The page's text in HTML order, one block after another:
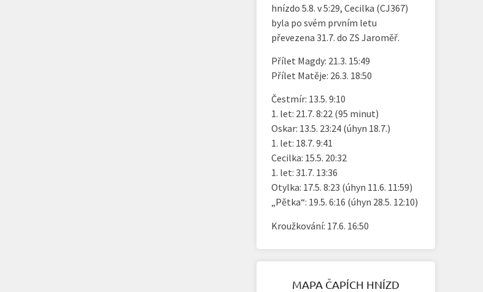
hnízdo 5.8. v 5:29, Cecilka (CJ367)
byla po svém prvním letu
převezena 31.7. do ZS Jaroměř.
Přílet Magdy: 21.3. 15:49
Přílet Matěje: 26.3. 18:50
Čestmír: 13.5. 9:10
1. let: 21.7. 8:22 (95 minut)
Oskar: 13.5. 23:24 (úhyn 18.7.)
1. let: 18.7. 9:41
Cecilka: 15.5. 20:32
1. let: 31.7. 13:36
Otylka: 17.5. 8:23 (úhyn 11.6. 11:59)
„Pětka“: 19.5. 6:16 (úhyn 28.5. 12:10)
Kroužkování: 17.6. 16:50
MAPA ČAPÍCH HNÍZD